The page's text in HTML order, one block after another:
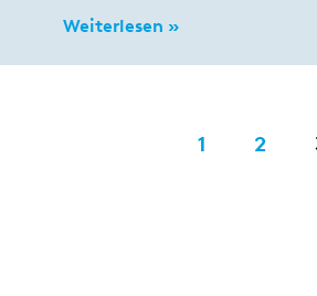
Weiterlesen »
1 2